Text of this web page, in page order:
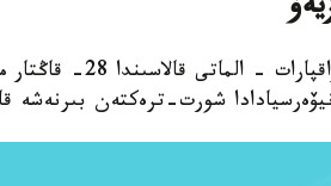
شورت-ترەكتەن بىرنەشە